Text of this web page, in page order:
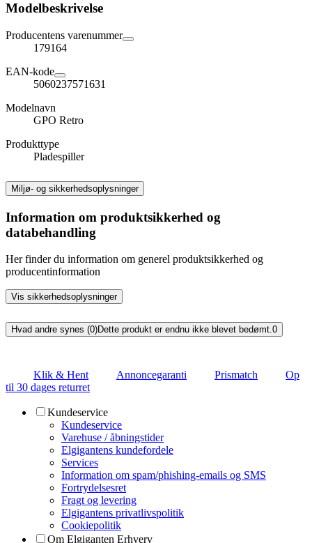
Modelbeskrivelse
Producentens varenummer
179164
EAN-kode
5060237571631
Modelnavn
GPO Retro
Produkttype
Pladespiller
Miljø- og sikkerhedsoplysninger
Information om produktsikkerhed og
databehandling
Her finder du information om generel produktsikkerhed og
producentinformation
Vis sikkerhedsoplysninger
Hvad andre synes (0)Dette produkt er endnu ikke blevet bedømt.0
Klik & Hent Annoncegaranti Prismatch
Op
til 30 dages returret
Kundeservice
Kundeservice
Varehuse / åbningstider
Elgigantens kundefordele
Services
Information om spam/phishing-emails og SMS
Fortrydelsesret
Fragt og levering
Elgigantens privatlivspolitik
Cookiepolitik
Om Elgiganten Erhverv